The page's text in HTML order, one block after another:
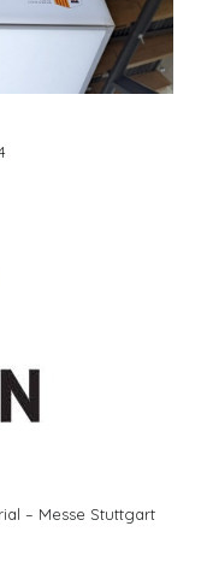
– Messe Stuttgart